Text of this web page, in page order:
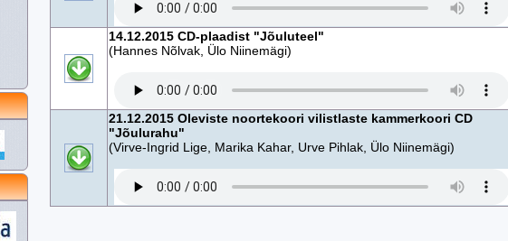
14.12.2015 CD-plaadist "Jõuluteel"
(Hannes Nõlvak, Ülo Niinemägi)
21.12.2015 Oleviste noortekoori vilistlaste kammerkoori CD
"Jõulurahu"
(Virve-Ingrid Lige, Marika Kahar, Urve Pihlak, Ülo Niinemägi)